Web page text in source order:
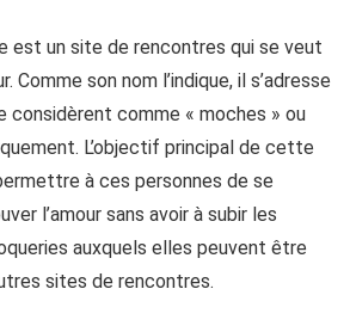
est un site de rencontres qui se veut
son nom l’indique, il s’adresse
considèrent comme « moches » ou
L’objectif principal de cette
à ces personnes de se
l’amour sans avoir à subir les
auxquels elles peuvent être
sites de rencontres.